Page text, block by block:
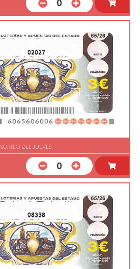
0
02027
SORTEO DEL JUEVES
0
08338